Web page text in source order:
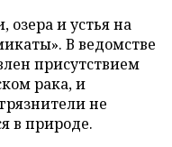
озера и устья на
В ведомстве
присутствием
рака, и
не
в природе.